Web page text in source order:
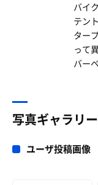
バ
テン
ター
って
バー
写真ギャラリー
ユーザ投稿画像